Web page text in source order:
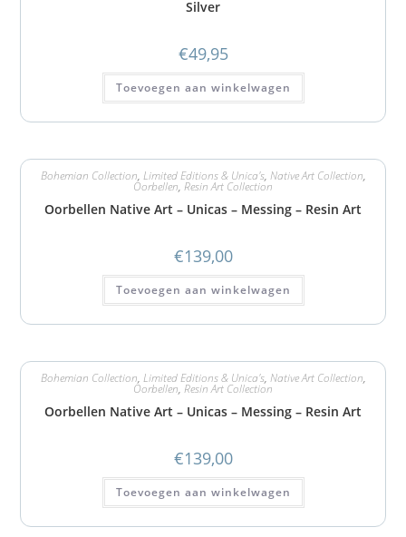
Silver
€49,95
Toevoegen aan winkelwagen
Bohemian Collection, Limited Editions & Unica's, Native Art Collection,
Oorbellen, Resin Art Collection
Oorbellen Native Art – Unicas – Messing – Resin Art
€139,00
Toevoegen aan winkelwagen
Bohemian Collection, Limited Editions & Unica's, Native Art Collection,
Oorbellen, Resin Art Collection
Oorbellen Native Art – Unicas – Messing – Resin Art
€139,00
Toevoegen aan winkelwagen